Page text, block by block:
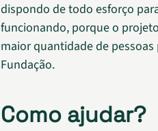
dispondo de todo esforço
funcionando, porque o
maior quantidade de pessoas
Fundação.
Como ajudar?